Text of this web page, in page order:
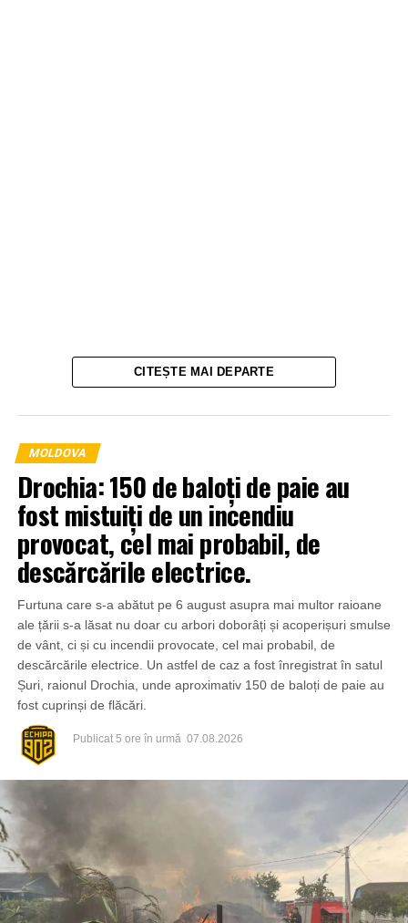
CITEȘTE MAI DEPARTE
MOLDOVA
Drochia: 150 de baloți de paie au
fost mistuiți de un incendiu
provocat, cel mai probabil, de
descărcările electrice.
Furtuna care s-a abătut pe 6 august asupra mai multor raioane
ale țării s-a lăsat nu doar cu arbori doborâți și acoperișuri smulse
de vânt, ci și cu incendii provocate, cel mai probabil, de
descărcările electrice. Un astfel de caz a fost înregistrat în satul
Șuri, raionul Drochia, unde aproximativ 150 de baloți de paie au
fost cuprinși de flăcări.
Publicat 5 ore în urmă 07.08.2026